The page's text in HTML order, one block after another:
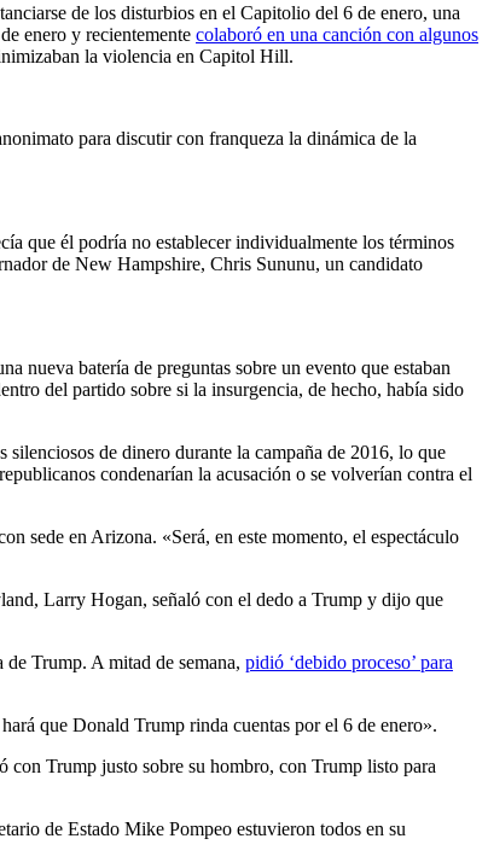
de los disturbios en el Capitolio del 6 de enero, una
enero y recientemente colaboró ​​en una canción con algunos
la violencia en Capitol Hill.
para discutir con franqueza la dinámica de la
que él podría no establecer individualmente los términos
de New Hampshire, Chris Sununu, un candidato
nueva batería de preguntas sobre un evento que estaban
del partido sobre si la insurgencia, de hecho, había sido
de dinero durante la campaña de 2016, lo que
condenarían la acusación o se volverían contra el
sede en Arizona. «Será, en este momento, el espectáculo
Larry Hogan, señaló con el dedo a Trump y dijo que
Trump. A mitad de semana, pidió ‘debido proceso’ para
que Donald Trump rinda cuentas por el 6 de enero».
Trump justo sobre su hombro, con Trump listo para
de Estado Mike Pompeo estuvieron todos en su